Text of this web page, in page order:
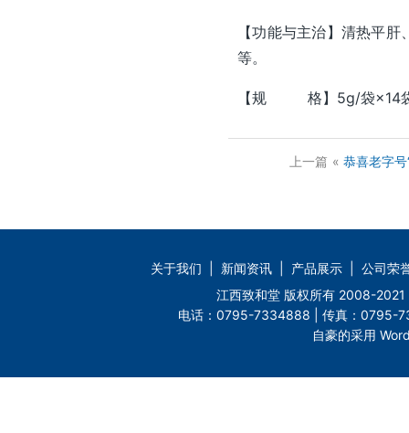
【功能与主治】清热平
等。
【规 格】5g/袋×14
上一篇 « 恭喜老字
关于我们 新闻资讯 产品展示
公司荣
江西致和堂 版权所有 2008-
电话：0795-7334888 | 传真：0795-
自豪的采用